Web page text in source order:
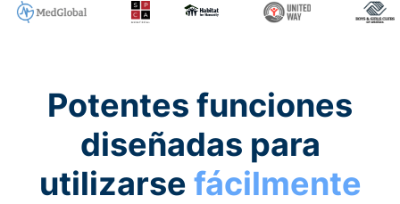
Potentes funciones
diseñadas para
utilizarse fácilmente